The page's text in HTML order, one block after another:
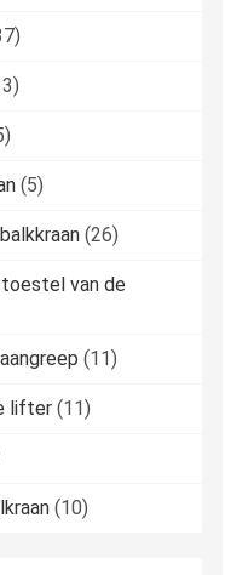
(5)
(26)
van de
(11)
lifter (11)
(10)